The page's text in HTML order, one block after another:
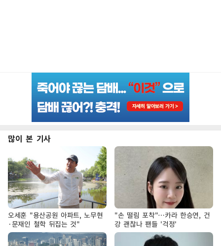
많이 본 기사
오세훈 "용산공원 아파트, 노무현
·문재인 철학 뒤집는 것"
"손 떨림 포착"…카라 한승연, 건
강 괜찮나 팬들 '걱정'